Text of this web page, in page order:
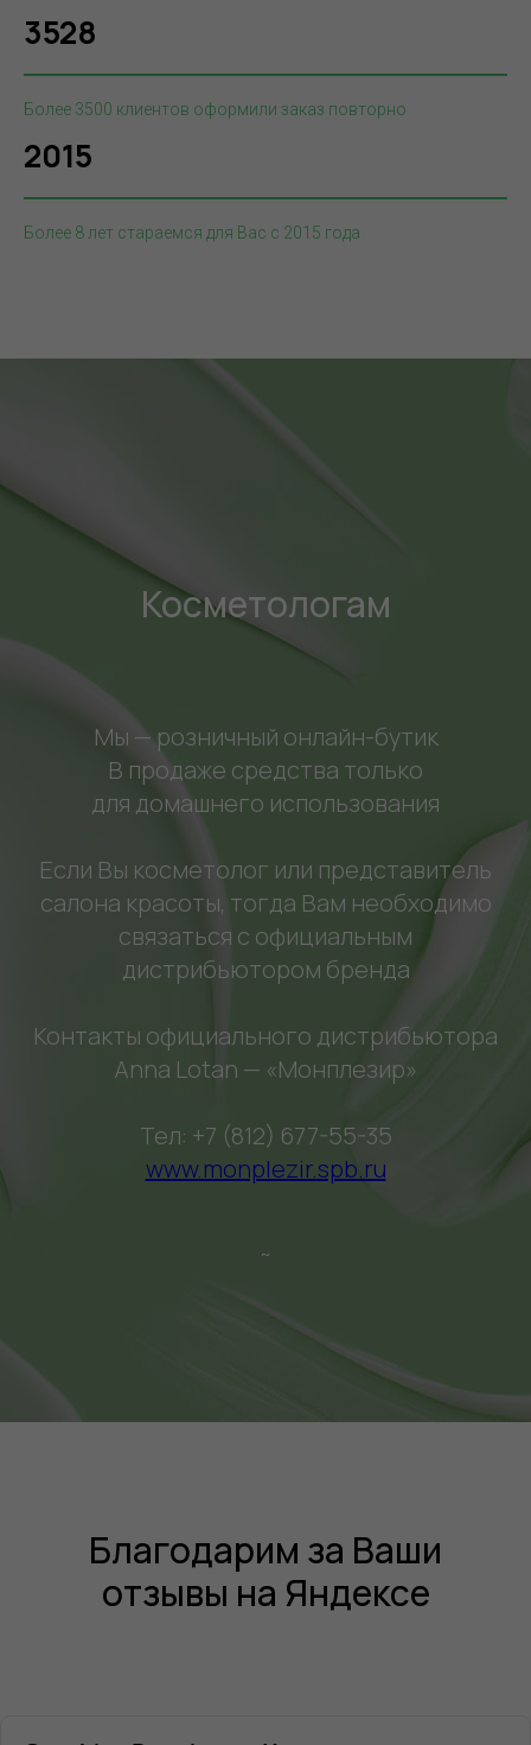
3528
Более 3500 клиентов оформили заказ повторно
2015
Более 8 лет стараемся для Вас с 2015 года
Косметологам
Мы — розничный онлайн-бутик
В продаже средства только
для домашнего использования
Если Вы косметолог или представитель
салона красоты, тогда Вам необходимо
связаться с официальным
дистрибьютором бренда
Контакты официального дистрибьютора
Anna Lotan — «Монплезир»
Тел: +7 (812) 677-55-35
www.monplezir.spb.ru
~
Благодарим за Ваши
отзывы на Яндексе